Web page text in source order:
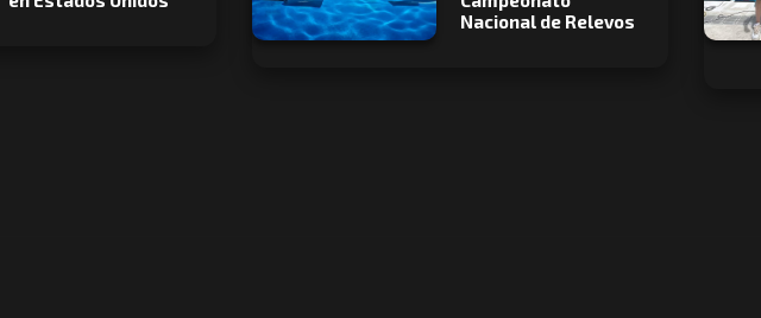
Nacional de Relevos